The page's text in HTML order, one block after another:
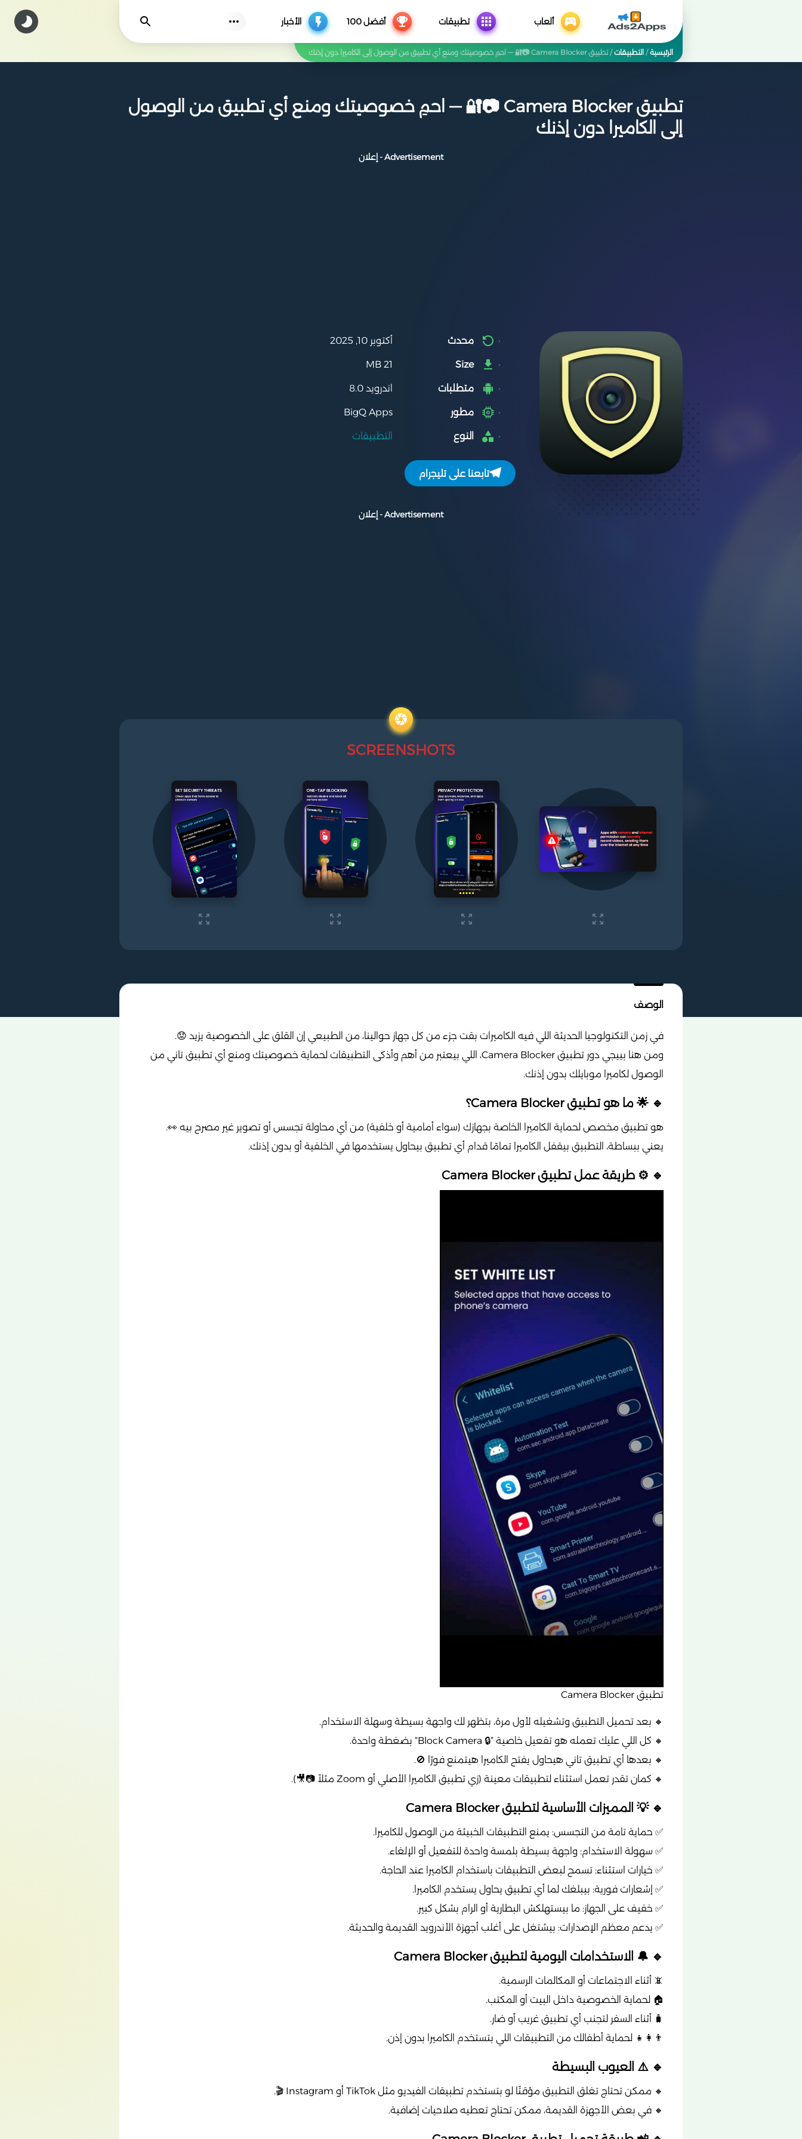
ألعاب تطبيقات أفضل 100 الأخبار يجد
الرئيسية/ التطبيقات/تطبيق Camera Blocker 📷🔐 — احمِ خصوصيتك ومنع أي تطبيق من الوصول إلى الكاميرا دون إذنك
تطبيق Camera Blocker 📷🔐 — احمِ خصوصيتك ومنع أي تطبيق من الوصول
إلى الكاميرا دون إذنك
Advertisement - إعلان
محدث أكتوبر 10, 2025
Size
21 MB
متطلبات اندرويد 8.0
مطور BigQ Apps
النوع التطبيقات
تابعنا على تليجرام
Advertisement - إعلان
SCREENSHOTS
الوصف
في زمن التكنولوجيا الحديثة اللي فيه الكاميرات بقت جزء من كل جهاز حوالينا، من الطبيعي إن القلق على الخصوصية يزيد 😟.
ومن هنا بييجي دور تطبيق Camera Blocker، اللي بيعتبر من أهم وأذكى التطبيقات لحماية خصوصيتك ومنع أي تطبيق تاني من
الوصول لكاميرا موبايلك بدون إذنك.
🔹 🌟 ما هو تطبيق Camera Blocker؟
هو تطبيق مخصص لحماية الكاميرا الخاصة بجهازك (سواء أمامية أو خلفية) من أي محاولة تجسس أو تصوير غير مصرح بيه 👀.
يعني ببساطة، التطبيق بيقفل الكاميرا تمامًا قدام أي تطبيق بيحاول يستخدمها في الخلفية أو بدون إذنك.
🔹 ⚙️ طريقة عمل تطبيق Camera Blocker
تطبيق Camera Blocker
🔸 بعد تحميل التطبيق وتشغيله لأول مرة، بتظهر لك واجهة بسيطة وسهلة الاستخدام.
🔸 كل اللي عليك تعمله هو تفعيل خاصية “🔒 Block Camera” بضغطة واحدة.
🔸 بعدها أي تطبيق تاني هيحاول يفتح الكاميرا هيتمنع فورًا 🚫.
🔸 كمان تقدر تعمل استثناء لتطبيقات معينة (زي تطبيق الكاميرا الأصلي أو Zoom مثلاً 📷🎥).
🔹 💡 المميزات الأساسية لتطبيق Camera Blocker
✅ حماية تامة من التجسس: يمنع التطبيقات الخبيثة من الوصول للكاميرا.
✅ سهولة الاستخدام: واجهة بسيطة بلمسة واحدة للتفعيل أو الإلغاء.
✅ خيارات استثناء: تسمح لبعض التطبيقات باستخدام الكاميرا عند الحاجة.
✅ إشعارات فورية: بيبلغك لما أي تطبيق يحاول يستخدم الكاميرا.
✅ خفيف على الجهاز: ما بيستهلكش البطارية أو الرام بشكل كبير.
✅ يدعم معظم الإصدارات: بيشتغل على أغلب أجهزة الأندرويد القديمة والحديثة.
🔹 🔔 الاستخدامات اليومية لتطبيق Camera Blocker
📵 أثناء الاجتماعات أو المكالمات الرسمية.
🏠 لحماية الخصوصية داخل البيت أو المكتب.
🧳 أثناء السفر لتجنب أي تطبيق غريب أو ضار.
👨‍👩‍👧 لحماية أطفالك من التطبيقات اللي بتستخدم الكاميرا بدون إذن.
🔹 ⚠️ العيوب البسيطة
🔸 ممكن تحتاج تغلق التطبيق مؤقتًا لو بتستخدم تطبيقات الفيديو مثل TikTok أو Instagram 🎬.
🔸 في بعض الأجهزة القديمة، ممكن تحتاج تعطيه صلاحيات إضافية.